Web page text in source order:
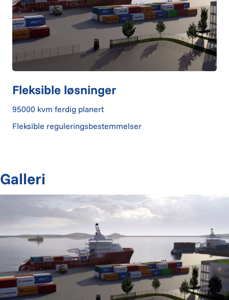
Fleksible løsninger
95000 kvm ferdig planert
Fleksible reguleringsbestemmelser
Galleri